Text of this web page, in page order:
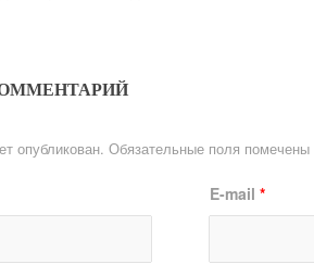
опубликован. Обязательные поля помечены
E-mail *